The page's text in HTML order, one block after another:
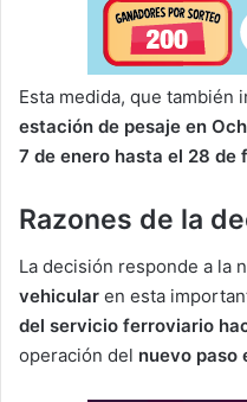
Esta medida, que también
estación de pesaje en
7 de enero hasta el 28 de
Razones de la
La decisión responde a la
vehicular en esta
del servicio ferroviario
operación del nuevo paso